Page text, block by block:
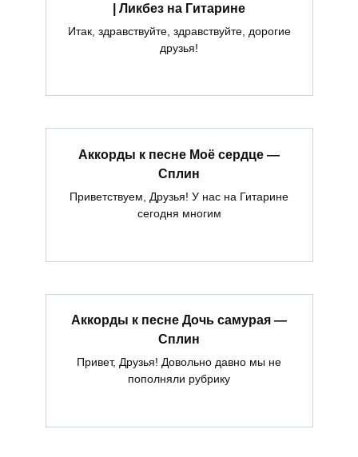
| Ликбез на Гитарине
Итак, здравствуйте, здравствуйте, дорогие
друзья!
Аккорды к песне Моё сердце —
Сплин
Приветствуем, Друзья! У нас на Гитарине
сегодня многим
Аккорды к песне Дочь самурая —
Сплин
Привет, Друзья! Довольно давно мы не
пополняли рубрику